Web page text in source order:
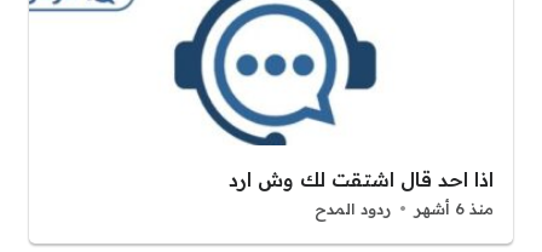
اذا احد قال اشتقت لك وش ارد
منذ 6 أشهر ردود المدح